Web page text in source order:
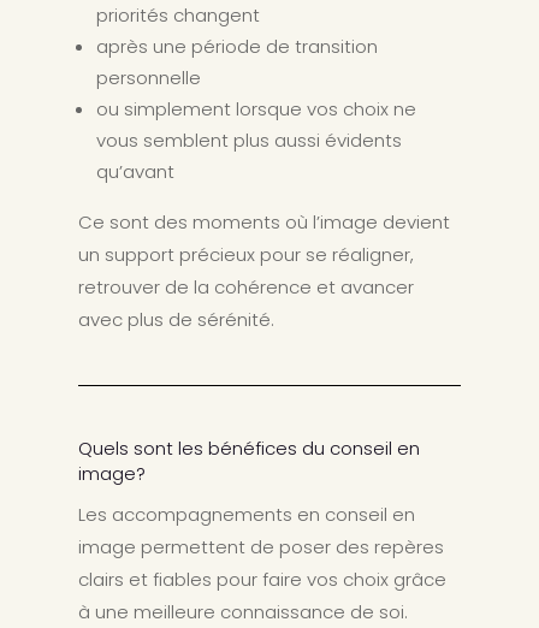
priorités changent
après une période de transition
personnelle
ou simplement lorsque vos choix ne
vous semblent plus aussi évidents
qu’avant
Ce sont des moments où l’image devient
un support précieux pour se réaligner,
retrouver de la cohérence et avancer
avec plus de sérénité.
Quels sont les bénéfices du conseil en
image?
Les accompagnements en conseil en
image permettent de poser des repères
clairs et fiables pour faire vos choix grâce
à une meilleure connaissance de soi.